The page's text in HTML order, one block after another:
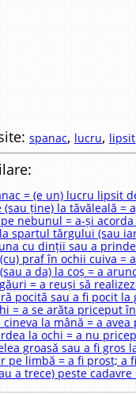
spanac, lucru, lipsit
= (e un) lucru lipsit
(sau ține) la tăvăleală
pe nebunul = a-și
spartul târgului (sau
cu dinții sau a
praf în ochii cuiva =
a da) la coș = a
= a reuși să
pocită sau a fi pocit
= a se arăta priceput
cineva la mână = a
la ochi = a nu
groasă sau a fi gros
pe limbă = a fi prost; a
a trece) peste